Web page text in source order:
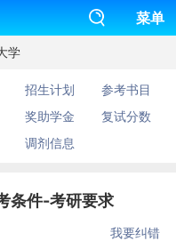
菜单
学
招生计划
参考书目
奖助学金
复试分数
调剂信息
条件-考研要求
我要纠错